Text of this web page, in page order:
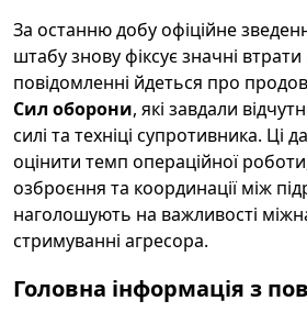
За останню добу офіційне
штабу знову фіксує значні
повідомленні йдеться про
Сил оборони, які завдали
силі та техніці супротивника. Ці
оцінити темп операційної
озброєння та координації між
наголошують на важливості
стримуванні агресора.
Головна інформація з